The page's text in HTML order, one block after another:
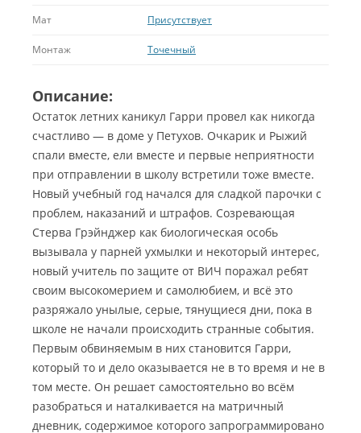
Мат Присутствует
Монтаж Точечный
Описание:
Остаток летних каникул Гарри провел как никогда
счастливо — в доме у Петухов. Очкарик и Рыжий
спали вместе, ели вместе и первые неприятности
при отправлении в школу встретили тоже вместе.
Новый учебный год начался для сладкой парочки с
проблем, наказаний и штрафов. Созревающая
Стерва Грэйнджер как биологическая особь
вызывала у парней ухмылки и некоторый интерес,
новый учитель по защите от ВИЧ поражал ребят
своим высокомерием и самолюбием, и всё это
разряжало унылые, серые, тянущиеся дни, пока в
школе не начали происходить странные события.
Первым обвиняемым в них становится Гарри,
который то и дело оказывается не в то время и не в
том месте. Он решает самостоятельно во всём
разобраться и наталкивается на матричный
дневник, содержимое которого запрограммировано